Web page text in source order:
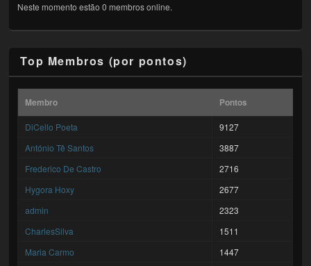
Neste momento estão 0 membros online.
Top Membros (por pontos)
Membro Pontos
DiCello Poeta
9127
António Tê Santos
3887
Frederico De Castro
2716
Hygora Hoxy
2677
admin
2323
CharlesSilva
1511
Maria Carmo
1447